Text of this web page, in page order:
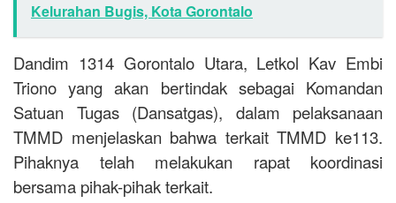
Kelurahan Bugis, Kota Gorontalo
Dandim 1314 Gorontalo Utara, Letkol Kav Embi
Triono yang akan bertindak sebagai Komandan
Satuan Tugas (Dansatgas), dalam pelaksanaan
TMMD menjelaskan bahwa terkait TMMD ke113.
Pihaknya telah melakukan rapat koordinasi
bersama pihak-pihak terkait.